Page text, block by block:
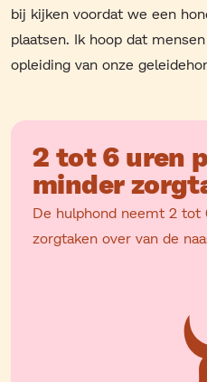
bij kijken voordat we een
plaatsen. Ik hoop dat
opleiding van onze
2 tot 6 uren
minder
De hulphond neemt 2 tot
zorgtaken over van de